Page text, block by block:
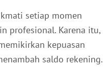
setiap momen
profesional. Karena itu,
kepuasan
saldo rekening.